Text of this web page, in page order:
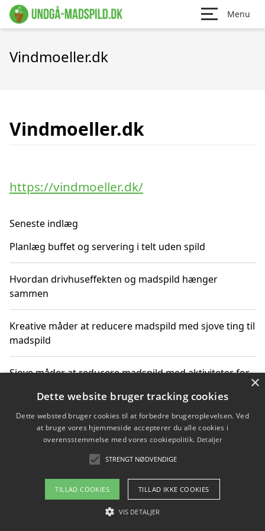
Menu
Vindmoeller.dk
Vindmoeller.dk
https://vindmoeller.dk/
Seneste indlæg
Planlæg buffet og servering i telt uden spild
Hvordan drivhuseffekten og madspild hænger
sammen
Kreative måder at reducere madspild med sjove ting til
madspild
Sjove måder at reducere madspild med aktiviteter for
Hvor finder jeg nemme måltidskasser i Vejle
Om / kontakt
Blog Betingelser
×
Dette website bruger tracking cookies
Dette websted bruger cookies til at forbedre brugeroplevelsen. Ved
at bruge vores hjemmeside accepterer du alle cookies i
overensstemmelse med vores cookiepolitik. Detaljer
STRENGT NØDVENDIGE
TILLAD COOKIES TILLAD IKKE COOKIES
VIS DETALJER